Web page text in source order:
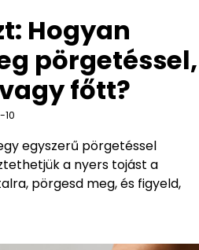
Hogyan
pörgetéssel,
főtt?
egyszerű pörgetéssel
a nyers tojást a
pörgesd meg, és figyeld,